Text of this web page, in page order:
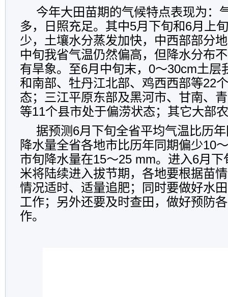
今年大田苗期的气候特点表现为：
多，日照充足。其中5月下旬和6月上
少，土壤水分蒸发加快，中西部部分
中旬我省气温仍然偏高，但降水分布
有旱象。至6月中旬末， 0～30cm土层
和南部、牡丹江北部、鸡西西部等22
态；三江平原东部及黑河市、甘南、
等11个县市处于偏涝状态；其它大部
据预测6月下旬全省平均气温比历
降水量全省各地市比历年同期偏少10～
市旬降水量在15～25 mm。进入6月下
米将陆续进入拔节期，各地要根据苗
情况适时、适量追肥；同时要做好水
工作；另外还要及时查田，做好预防
作。